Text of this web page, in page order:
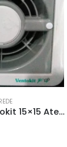
Exaustor Ventokit 15×15 Ate 9m² Modelo150